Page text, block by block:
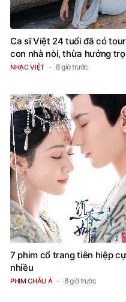
Ca sĩ Việt 24 tuổi đã có
con nhà nòi, thừa hưởng
NHẠC VIỆT 8 giờ trước
7 phim cổ trang tiên hiệp
nhiều
PHIM CHÂU Á 8 giờ trước